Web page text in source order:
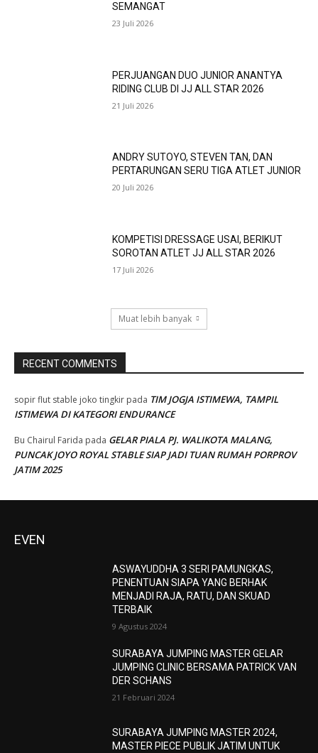
SEMANGAT
23 Juli 2026
PERJUANGAN DUO JUNIOR ANANTYA
RIDING CLUB DI JJ ALL STAR 2026
21 Juli 2026
ANDRY SUTOYO, STEVEN TAN, DAN
PERTARUNGAN SERU TIGA ATLET JUNIOR
20 Juli 2026
KOMPETISI DRESSAGE USAI, BERIKUT
SOROTAN ATLET JJ ALL STAR 2026
17 Juli 2026
Muat lebih banyak
RECENT COMMENTS
sopir flut stable joko tingkir pada TIM JOGJA ISTIMEWA, TAMPIL
ISTIMEWA DI KATEGORI ENDURANCE
Bu Chairul Farida pada GELAR PIALA PJ. WALIKOTA MALANG,
PUNCAK JOYO ROYAL STABLE SIAP JADI TUAN RUMAH PORPROV
JATIM 2025
EVEN
ASWAYUDDHA 3 SERI PAMUNGKAS,
PENENTUAN SIAPA YANG BERHAK
MENJADI RAJA, RATU, DAN SKUAD
TERBAIK
9 Agustus 2024
SURABAYA JUMPING MASTER GELAR
JUMPING CLINIC BERSAMA PATRICK VAN
DER SCHANS
21 Februari 2024
SURABAYA JUMPING MASTER 2024,
MASTER PIECE PUBLIK JATIM UNTUK